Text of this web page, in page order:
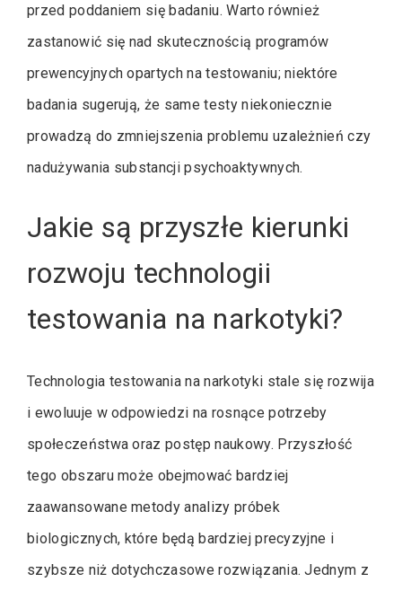
przed poddaniem się badaniu. Warto również
zastanowić się nad skutecznością programów
prewencyjnych opartych na testowaniu; niektóre
badania sugerują, że same testy niekoniecznie
prowadzą do zmniejszenia problemu uzależnień czy
nadużywania substancji psychoaktywnych.
Jakie są przyszłe kierunki
rozwoju technologii
testowania na narkotyki?
Technologia testowania na narkotyki stale się rozwija
i ewoluuje w odpowiedzi na rosnące potrzeby
społeczeństwa oraz postęp naukowy. Przyszłość
tego obszaru może obejmować bardziej
zaawansowane metody analizy próbek
biologicznych, które będą bardziej precyzyjne i
szybsze niż dotychczasowe rozwiązania. Jednym z